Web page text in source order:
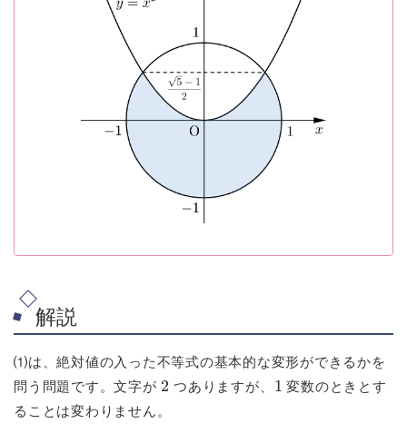
解説
⑴は、絶対値の入った不等式の基本的な変形ができるかを
問う問題です。文字が 2 つありますが、 1 変数のときとす
ることは変わりません。